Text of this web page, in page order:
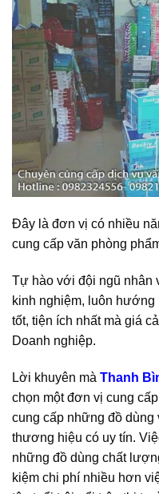
Đây là đơn vị có nhiều
cung cấp văn phòng
Tự hào với đội ngũ nhân
kinh nghiệm, luôn
tốt, tiện ích nhất mà giá
Doanh nghiệp.
Lời khuyên mà Thanh
chọn một đơn vị cung
cung cấp những đồ dùng
thương hiệu có uy tín.
những đồ dùng chất
kiệm chi phí nhiều hơn